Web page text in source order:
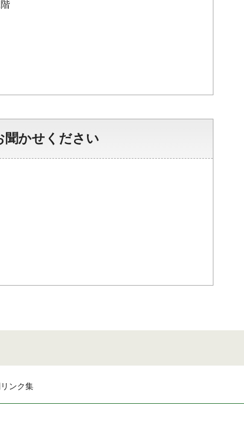
聞かせください
ンク集